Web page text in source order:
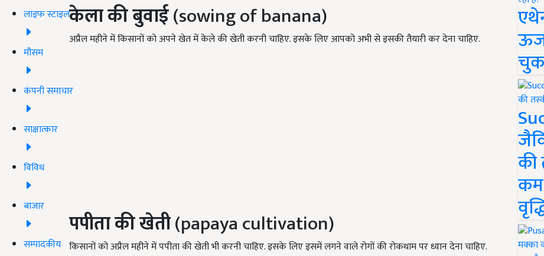
लाइफ स्टाइल
मौसम
कंपनी समाचार
साक्षात्कार
विविध
बाजार
सम्पादकीय
केला की बुवाई(sowing of banana)
अप्रैल महीने में किसानों को अपने खेत में केले की खेती करनी चाहिए. इसके लिए आपको अभी से इसकी तैयारी कर देना चाहिए.
पपीता की खेती(papaya cultivation)
किसानों को अप्रैल महीने में पपीता की खेती भी करनी चाहिए. इसके लिए इसमें लगने वाले रोगों की रोकथाम पर ध्यान देना चाहिए.
की